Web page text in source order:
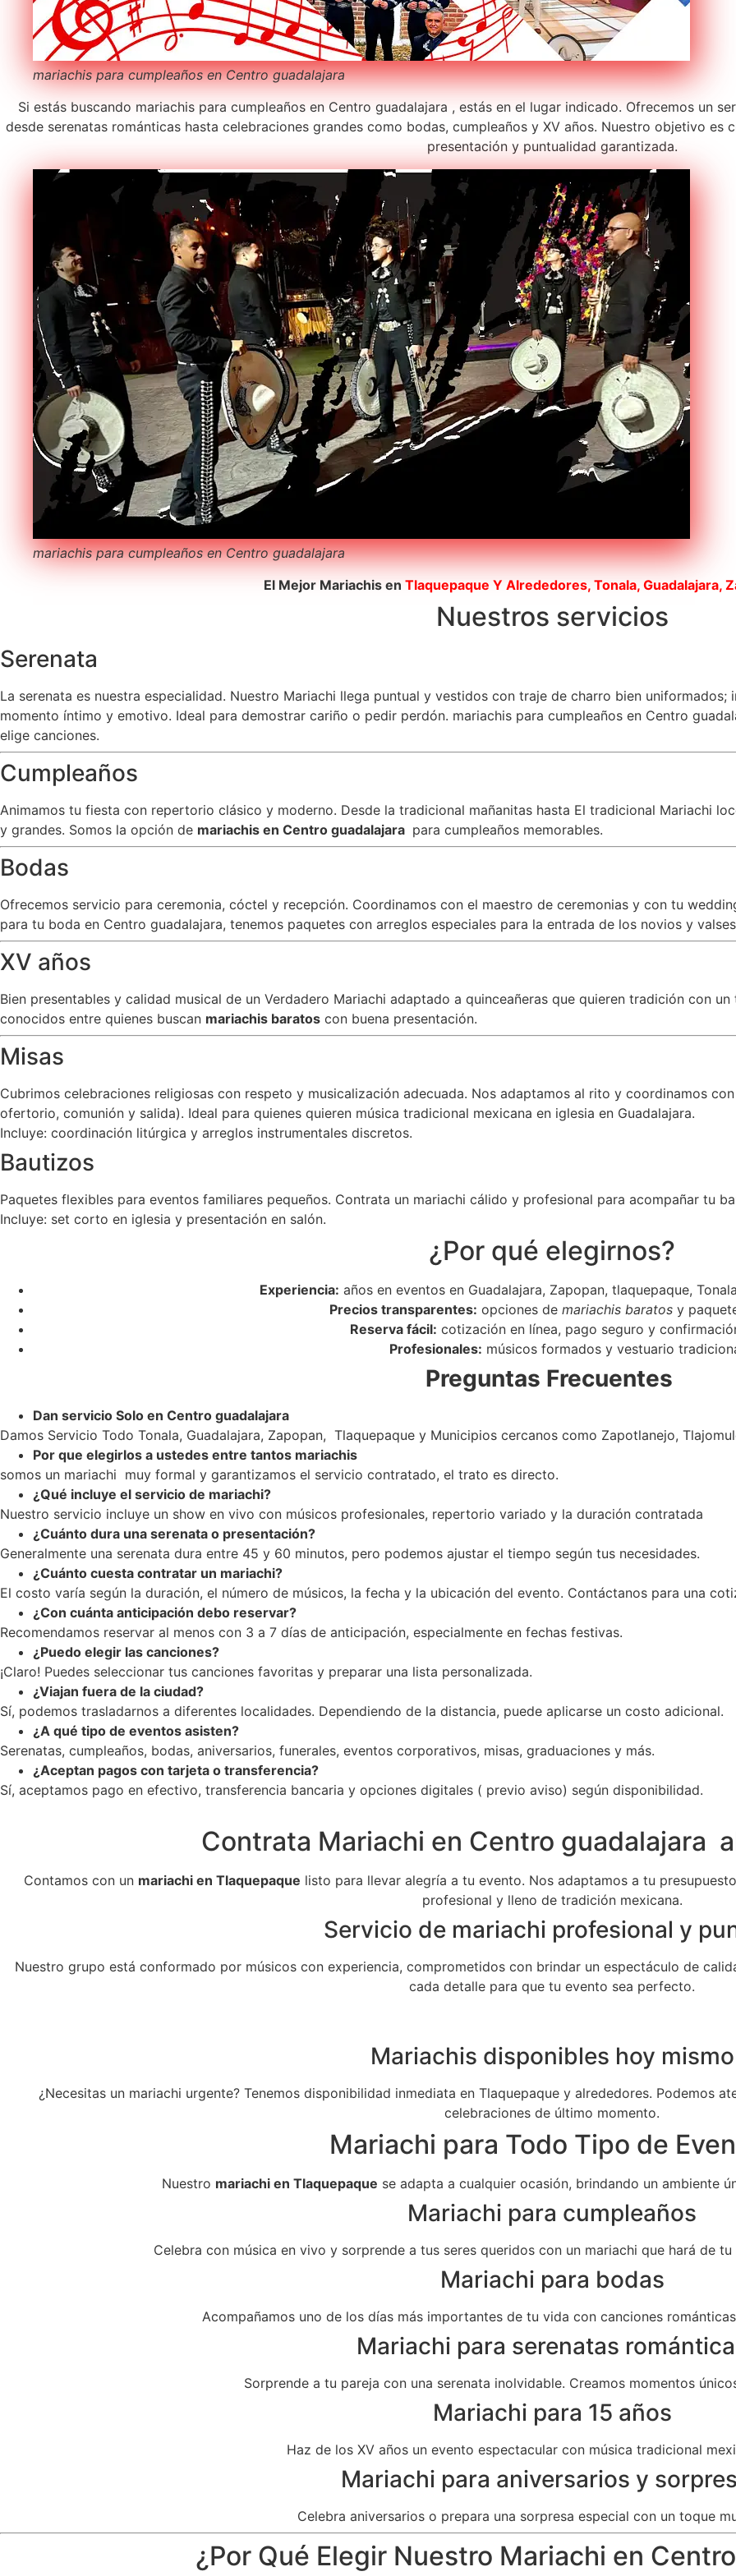
mariachis para cumpleaños en Centro guadalajara
Si estás buscando mariachis para cumpleaños en Centro guadalajara , estás en el lugar indicado. Ofrecemos un
desde serenatas románticas hasta celebraciones grandes como bodas, cumpleaños y XV años. Nuestro objetivo
presentación y puntualidad garantizada.
mariachis para cumpleaños en Centro guadalajara
El Mejor Mariachis en Tlaquepaque Y Alrededores, Tonala, Guadalajara,
Nuestros servicios
Serenata
La serenata es nuestra especialidad. Nuestro Mariachi llega puntual y vestidos con traje de charro bien
momento íntimo y emotivo. Ideal para demostrar cariño o pedir perdón. mariachis para cumpleaños en Centro
elige canciones.
Cumpleaños
Animamos tu fiesta con repertorio clásico y moderno. Desde la tradicional mañanitas hasta El tradicional Mariachi
y grandes. Somos la opción de mariachis en Centro guadalajara para cumpleaños memorables.
Bodas
Ofrecemos servicio para ceremonia, cóctel y recepción. Coordinamos con el maestro de ceremonias y con tu
para tu boda en Centro guadalajara, tenemos paquetes con arreglos especiales para la entrada de los novios y
XV años
Bien presentables y calidad musical de un Verdadero Mariachi adaptado a quinceañeras que quieren tradición con
conocidos entre quienes buscan mariachis baratos con buena presentación.
Misas
Cubrimos celebraciones religiosas con respeto y musicalización adecuada. Nos adaptamos al rito y coordinamos
ofertorio, comunión y salida). Ideal para quienes quieren música tradicional mexicana en iglesia en Guadalajara.
Incluye: coordinación litúrgica y arreglos instrumentales discretos.
Bautizos
Paquetes flexibles para eventos familiares pequeños. Contrata un mariachi cálido y profesional para acompañar tu
Incluye: set corto en iglesia y presentación en salón.
¿Por qué elegirnos?
Experiencia: años en eventos en Guadalajara, Zapopan, tlaquepaque,
Precios transparentes: opciones de mariachis baratos y
Reserva fácil: cotización en línea, pago seguro y
Profesionales: músicos formados y vestuario
Preguntas Frecuentes
Dan servicio Solo en Centro guadalajara
Damos Servicio Todo Tonala, Guadalajara, Zapopan, Tlaquepaque y Municipios cercanos como Zapotlanejo,
Por que elegirlos a ustedes entre tantos mariachis
somos un mariachi muy formal y garantizamos el servicio contratado, el trato es directo.
¿Qué incluye el servicio de mariachi?
Nuestro servicio incluye un show en vivo con músicos profesionales, repertorio variado y la duración contratada
¿Cuánto dura una serenata o presentación?
Generalmente una serenata dura entre 45 y 60 minutos, pero podemos ajustar el tiempo según tus necesidades.
¿Cuánto cuesta contratar un mariachi?
El costo varía según la duración, el número de músicos, la fecha y la ubicación del evento. Contáctanos para una
¿Con cuánta anticipación debo reservar?
Recomendamos reservar al menos con 3 a 7 días de anticipación, especialmente en fechas festivas.
¿Puedo elegir las canciones?
¡Claro! Puedes seleccionar tus canciones favoritas y preparar una lista personalizada.
¿Viajan fuera de la ciudad?
Sí, podemos trasladarnos a diferentes localidades. Dependiendo de la distancia, puede aplicarse un costo adicional.
¿A qué tipo de eventos asisten?
Serenatas, cumpleaños, bodas, aniversarios, funerales, eventos corporativos, misas, graduaciones y más.
¿Aceptan pagos con tarjeta o transferencia?
Sí, aceptamos pago en efectivo, transferencia bancaria y opciones digitales ( previo aviso) según disponibilidad.
Contrata Mariachi en Centro guadalajara
Contamos con un mariachi en Tlaquepaque listo para llevar alegría a tu evento. Nos adaptamos a tu
profesional y lleno de tradición mexicana.
Servicio de mariachi profesional y
Nuestro grupo está conformado por músicos con experiencia, comprometidos con brindar un espectáculo de
cada detalle para que tu evento sea perfecto.
Mariachis disponibles hoy mismo
¿Necesitas un mariachi urgente? Tenemos disponibilidad inmediata en Tlaquepaque y alrededores. Podemos
celebraciones de último momento.
Mariachi para Todo Tipo de
Nuestro mariachi en Tlaquepaque se adapta a cualquier ocasión, brindando un ambiente
Mariachi para cumpleaños
Celebra con música en vivo y sorprende a tus seres queridos con un mariachi que hará de
Mariachi para bodas
Acompañamos uno de los días más importantes de tu vida con canciones
Mariachi para serenatas
Sorprende a tu pareja con una serenata inolvidable. Creamos momentos
Mariachi para 15 años
Haz de los XV años un evento espectacular con música tradicional
Mariachi para aniversarios y
Celebra aniversarios o prepara una sorpresa especial con un toque
¿Por Qué Elegir Nuestro Mariachi en